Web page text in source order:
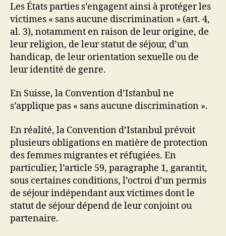
Les États parties s’engagent ainsi à protéger les
victimes « sans aucune discrimination » (art. 4,
al. 3), notamment en raison de leur origine, de
leur religion, de leur statut de séjour, d’un
handicap, de leur orientation sexuelle ou de
leur identité de genre.
En Suisse, la Convention d’Istanbul ne
s’applique pas « sans aucune discrimination ».
En réalité, la Convention d’Istanbul prévoit
plusieurs obligations en matière de protection
des femmes migrantes et réfugiées. En
particulier, l’article 59, paragraphe 1, garantit,
sous certaines conditions, l’octroi d’un permis
de séjour indépendant aux victimes dont le
statut de séjour dépend de leur conjoint ou
partenaire.